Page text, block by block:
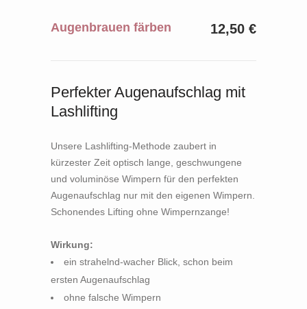
Augenbrauen färben 12,50 €
Perfekter Augenaufschlag mit
Lashlifting
Unsere Lashlifting-Methode zaubert in
kürzester Zeit optisch lange, geschwungene
und voluminöse Wimpern für den perfekten
Augenaufschlag nur mit den eigenen Wimpern.
Schonendes Lifting ohne Wimpernzange!
Wirkung:
ein strahelnd-wacher Blick, schon beim
ersten Augenaufschlag
ohne falsche Wimpern